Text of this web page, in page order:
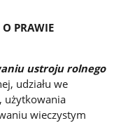
PRAWIE
ustroju rolnego
udziału we
użytkowania
wieczystym